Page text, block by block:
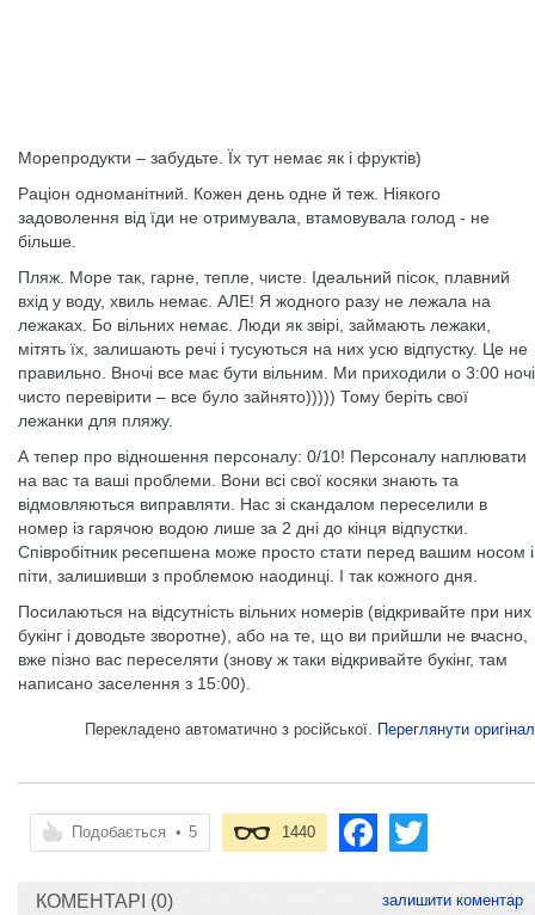
Морепродукти – забудьте. Їх тут немає як і фруктів)
Раціон одноманітний. Кожен день одне й теж. Ніякого
задоволення від їди не отримувала, втамовувала голод - не
більше.
Пляж. Море так, гарне, тепле, чисте. Ідеальний пісок, плавний
вхід у воду, хвиль немає. АЛЕ! Я жодного разу не лежала на
лежаках. Бо вільних немає. Люди як звірі, займають лежаки,
мітять їх, залишають речі і тусуються на них усю відпустку. Це не
правильно. Вночі все має бути вільним. Ми приходили о 3:00 ночі
чисто перевірити – все було зайнято))))) Тому беріть свої
лежанки для пляжу.
А тепер про відношення персоналу: 0/10! Персоналу наплювати
на вас та ваші проблеми. Вони всі свої косяки знають та
відмовляються виправляти. Нас зі скандалом переселили в
номер із гарячою водою лише за 2 дні до кінця відпустки.
Співробітник ресепшена може просто стати перед вашим носом і
піти, залишивши з проблемою наодинці. І так кожного дня.
Посилаються на відсутність вільних номерів (відкривайте при них
букінг і доводьте зворотне), або на те, що ви прийшли не вчасно,
вже пізно вас переселяти (знову ж таки відкривайте букінг, там
написано заселення з 15:00).
Перекладено автоматично з російської. Переглянути оригінал
Подобається • 5 1440
КОМЕНТАРІ (0) залишити коментар